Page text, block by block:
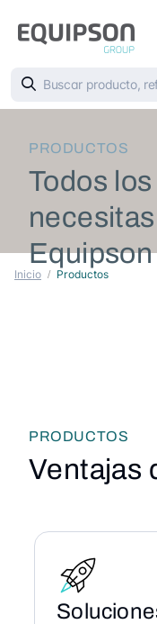
PRODUCTOS
Todos
Equipson
Inicio Productos
PRODUCTOS
Ventajas